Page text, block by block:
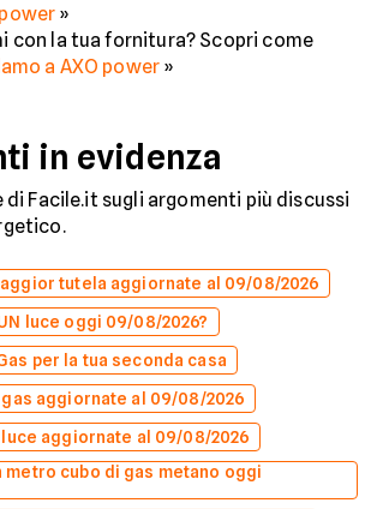
»
con la tua fornitura? Scopri come
a AXO power »
in evidenza
di Facile.it sugli argomenti più discussi
tutela aggiornate al 09/08/2026
luce oggi 09/08/2026?
per la tua seconda casa
aggiornate al 09/08/2026
aggiornate al 09/08/2026
metro cubo di gas metano oggi